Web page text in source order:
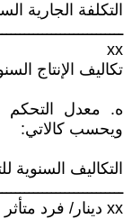
التكلفة الجارية
xx
تكاليف الإنتاج
ه. معدل التحكم
ويحسب كالاتي:
التكاليف السنوية
xx دينار/ فرد متأثر